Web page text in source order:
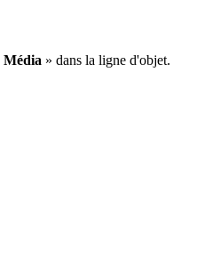
Média » dans la ligne d'objet.